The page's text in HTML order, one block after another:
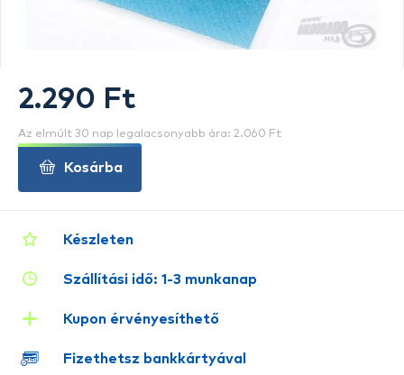
Készleten
Szállítási idő: 1-3 munkanap
Kupon érvényesíthető
Fizethetsz bankkártyával
2.290 Ft
Az elmúlt 30 nap legalacsonyabb ára: 2.060 Ft
Kosárba